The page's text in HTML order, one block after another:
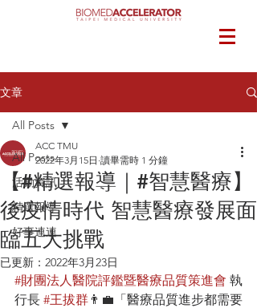
文章
All Posts
活動資訊
精選報導
好事連連
All Posts
【#精選報導｜#智慧醫療】
後疫情時代 智慧醫療發展面
臨五大挑戰
ACC TMU
2022年3月15日 讀畢需時 1 分鐘
已更新： 2022年3月23日
#財團法人醫院評鑑暨醫療品質策進會 執
行長 #王拔群 👨‍💼「醫療品質進步都需要